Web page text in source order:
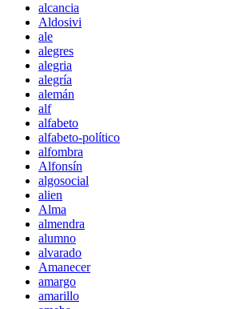
alcancia
Aldosivi
ale
alegres
alegria
alegría
alemán
alf
alfabeto
alfabeto-político
alfombra
Alfonsín
algosocial
alien
Alma
almendra
alumno
alvarado
Amanecer
amargo
amarillo